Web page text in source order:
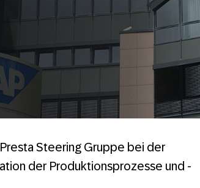
Steering Gruppe bei der
der Produktionsprozesse und -